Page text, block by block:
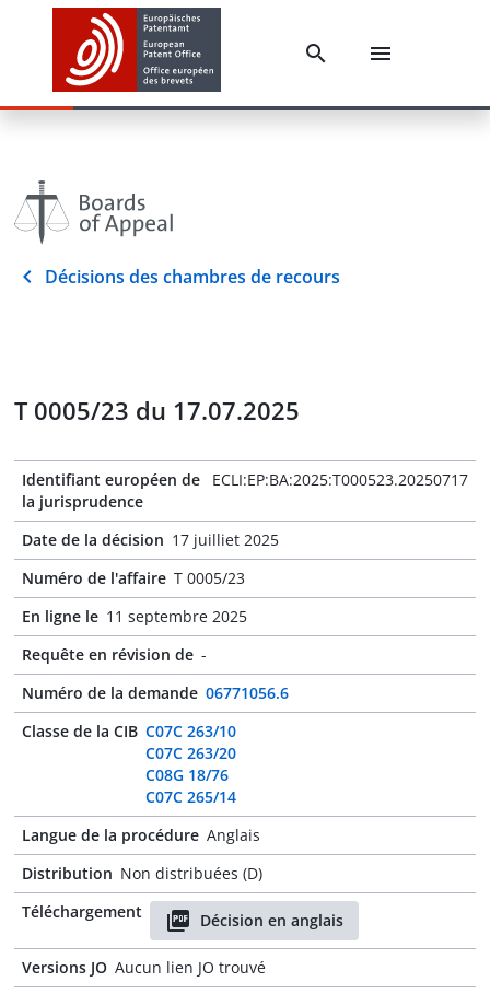
Décisions des chambres de recours
T 0005/23 du 17.07.2025
Identifiant européen de
la jurisprudence
ECLI:EP:BA:2025:T000523.20250717
Date de la décision 17 juilliet 2025
Numéro de l'affaire T 0005/23
En ligne le 11 septembre 2025
Requête en révision de -
Numéro de la demande 06771056.6
Classe de la CIB C07C 263/10
C07C 263/20
C08G 18/76
C07C 265/14
Langue de la procédure Anglais
Distribution Non distribuées (D)
Téléchargement
Décision en anglais
Versions JO Aucun lien JO trouvé